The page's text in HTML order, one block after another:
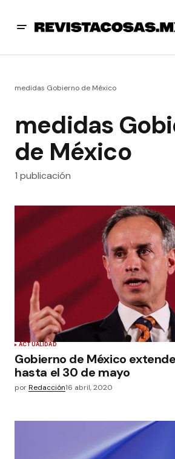
medidas Gobierno de México
medidas
de México
1 publicación
ACTUALIDAD
Gobierno de México
hasta el 30 de mayo
porRedacción16 abril, 2020